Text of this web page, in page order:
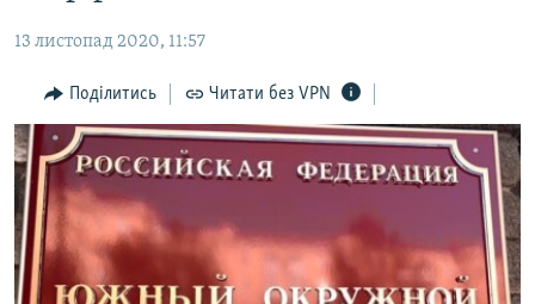
Перейти
пошукуІНТЕРВ'Ю
ВСЕ ЗА ДЕНЬ
СПЕЦПРОЕКТИ
ДЕПОРТАЦІЯ
ЯК ОБІЙТИ БЛОКУВАННЯ
Русский
13 листопад 2020, 11:57
Поділитись Читати без VPN